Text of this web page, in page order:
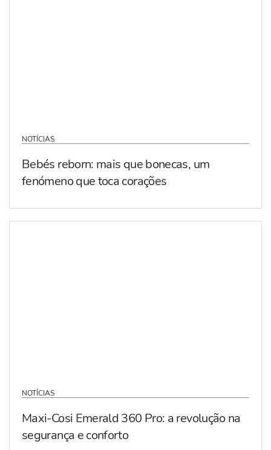
NOTÍCIAS
Bebés reborn: mais que bonecas, um
fenómeno que toca corações
NOTÍCIAS
Maxi-Cosi Emerald 360 Pro: a revolução na
segurança e conforto